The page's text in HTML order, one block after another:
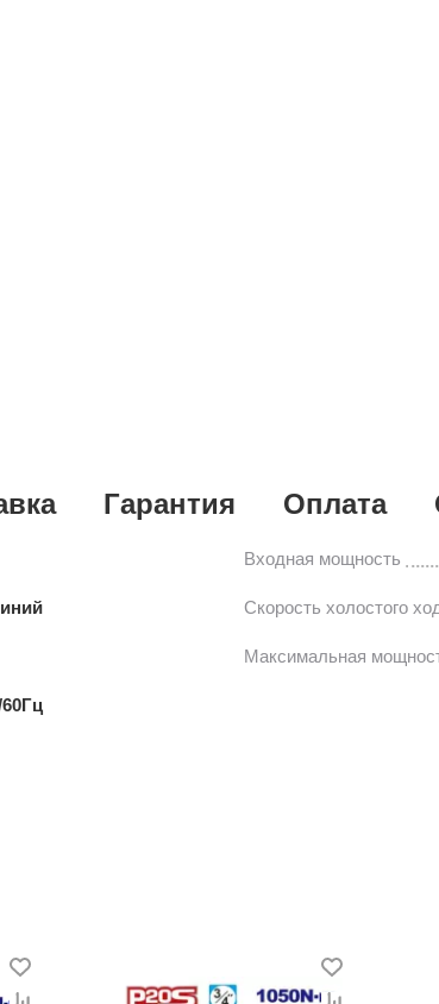
Гарантия Оплата
Входная мощность
Скорость холостого
Максимальная